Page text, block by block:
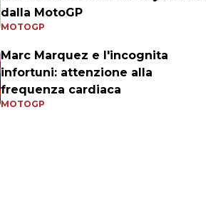
dalla MotoGP
MOTOGP
Marc Marquez e l'incognita
infortuni: attenzione alla
frequenza cardiaca
MOTOGP